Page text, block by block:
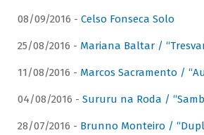
08/09/2016 - Celso Fonseca Solo
25/08/2016 - Mariana Baltar /
11/08/2016 - Marcos Sacramento /
04/08/2016 - Sururu na Roda /
28/07/2016 - Brunno Monteiro /